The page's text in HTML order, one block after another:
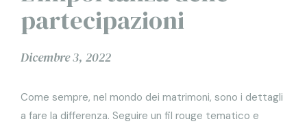
partecipazioni
Dicembre 3, 2022
Come sempre, nel mondo dei matrimoni, sono i dettagli
a fare la differenza. Seguire un fil rouge tematico e